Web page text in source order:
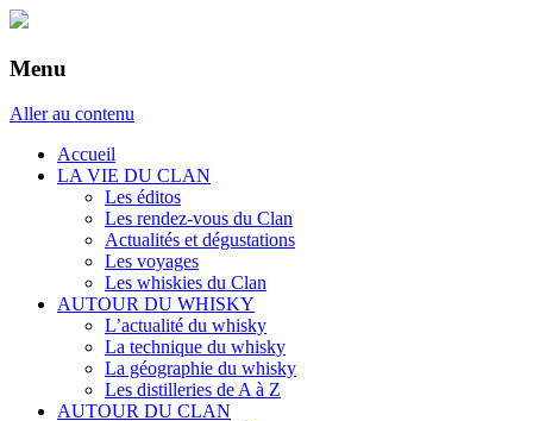
Menu
Aller au contenu
Accueil
LA VIE DU CLAN
Les éditos
Les rendez-vous du Clan
Actualités et dégustations
Les voyages
Les whiskies du Clan
AUTOUR DU WHISKY
L’actualité du whisky
La technique du whisky
La géographie du whisky
Les distilleries de A à Z
AUTOUR DU CLAN